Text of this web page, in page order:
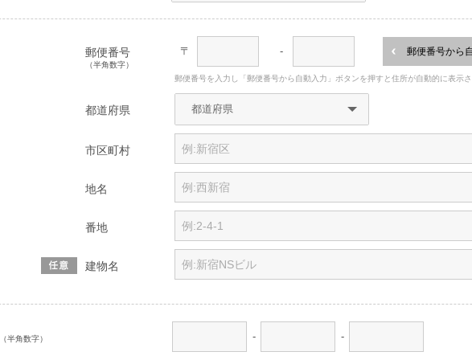
郵便番号
（半角数字）
〒 - 郵便番号から
郵便番号を入力し「郵便番号から自動入力」ボタンを押すと住所が自動的に表示さ
都道府県
市区町村
地名
番地
建物名
（半角数字） - -